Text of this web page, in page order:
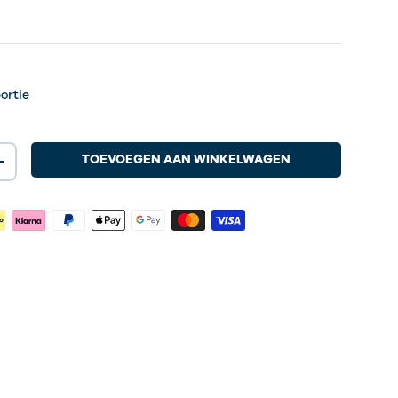
TOEVOEGEN AAN WINKELWAGEN